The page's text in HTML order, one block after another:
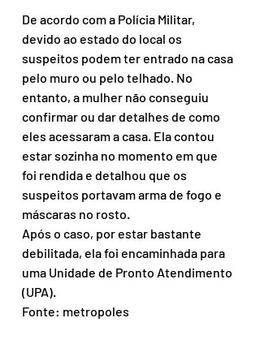
De acordo com a Polícia Militar,
devido ao estado do local os
suspeitos podem ter entrado na casa
pelo muro ou pelo telhado. No
entanto, a mulher não conseguiu
confirmar ou dar detalhes de como
eles acessaram a casa. Ela contou
estar sozinha no momento em que
foi rendida e detalhou que os
suspeitos portavam arma de fogo e
máscaras no rosto.
Após o caso, por estar bastante
debilitada, ela foi encaminhada para
uma Unidade de Pronto Atendimento
(UPA).
Fonte: metropoles